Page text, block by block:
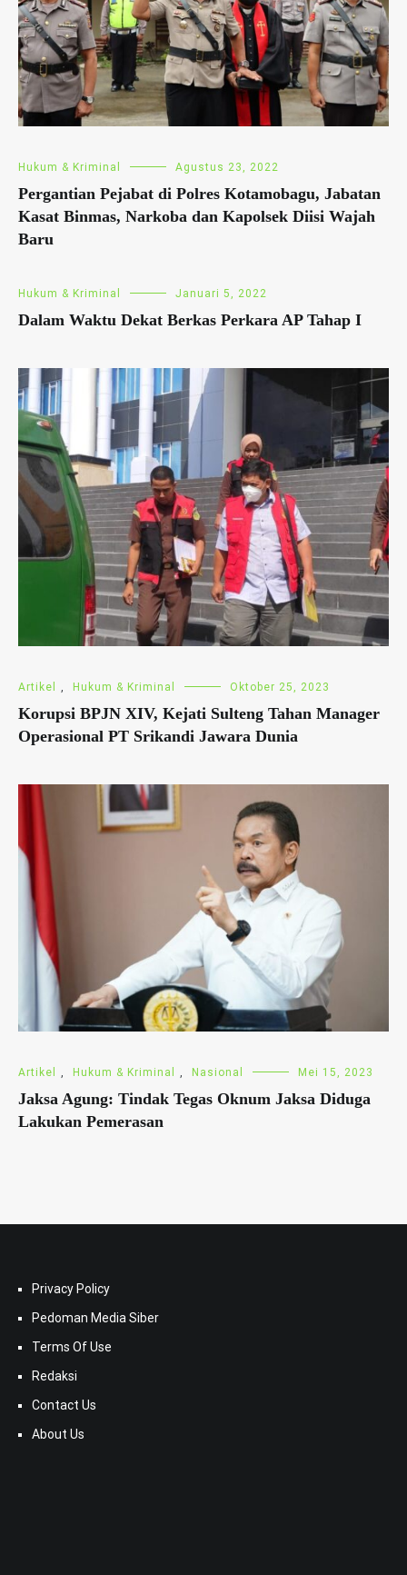
Hukum & Kriminal Agustus 23, 2022
Pergantian Pejabat di Polres Kotamobagu, Jabatan
Kasat Binmas, Narkoba dan Kapolsek Diisi Wajah
Baru
Hukum & Kriminal Januari 5, 2022
Dalam Waktu Dekat Berkas Perkara AP Tahap I
Artikel , Hukum & Kriminal Oktober 25, 2023
Korupsi BPJN XIV, Kejati Sulteng Tahan Manager
Operasional PT Srikandi Jawara Dunia
Artikel , Hukum & Kriminal , Nasional Mei 15, 2023
Jaksa Agung: Tindak Tegas Oknum Jaksa Diduga
Lakukan Pemerasan
Privacy Policy
Pedoman Media Siber
Terms Of Use
Redaksi
Contact Us
About Us